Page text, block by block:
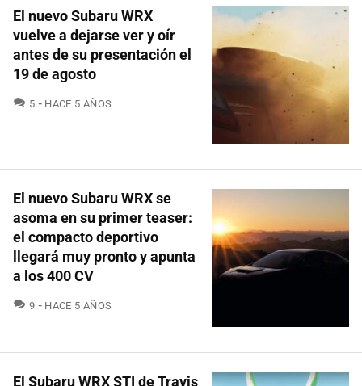
El nuevo Subaru WRX
vuelve a dejarse ver y oír
antes de su presentación el
19 de agosto
5 COMENTARIOS
HACE 5 AÑOS
El nuevo Subaru WRX se
asoma en su primer teaser:
el compacto deportivo
llegará muy pronto y apunta
a los 400 CV
9 COMENTARIOS
HACE 5 AÑOS
El Subaru WRX STI de Travis